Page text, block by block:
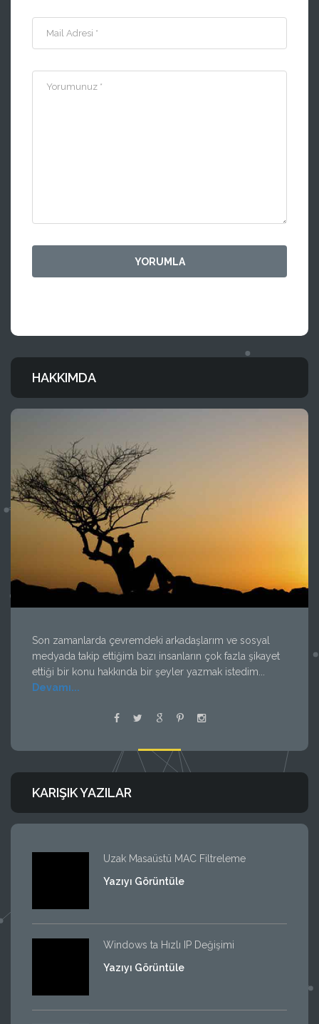
Mail Adresi *
Yorumunuz *
HAKKIMDA
Son zamanlarda çevremdeki arkadaşlarım ve sosyal
medyada takip ettiğim bazı insanların çok fazla şikayet
ettiği bir konu hakkında bir şeyler yazmak istedim...
Devamı...
KARIŞIK YAZILAR
Uzak Masaüstü MAC Filtreleme
Yazıyı Görüntüle
Windows ta Hızlı IP Değişimi
Yazıyı Görüntüle